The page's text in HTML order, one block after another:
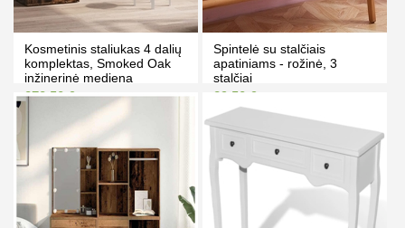
Kosmetinis staliukas 4 dalių
komplektas, Smoked Oak
inžinerinė mediena
278.50 €
Kaina prisijungus
292.00 €
PIRKTI
Spintelė su stalčiais
apatiniams - rožinė, 3
stalčiai
29.50 €
Kaina prisijungus
PIRKTI